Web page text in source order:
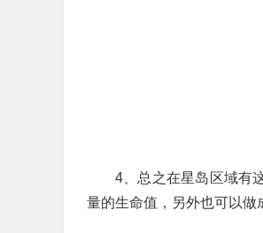
4、总之在星岛区域有
量的生命值，另外也可以做